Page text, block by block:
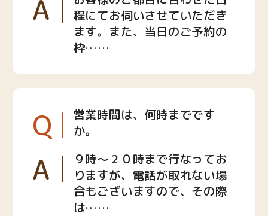
A
程にてお伺いさせていただき
ます。また、当日のご予約の
枠……
Q
営業時間は、何時までです
か。
A
９時〜２０時まで行なってお
りますが、電話が取れない場
合もございますので、その際
は……